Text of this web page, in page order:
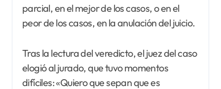
parcial, en el mejor de los casos, o en el
peor de los casos, en la anulación del juicio.
Tras la lectura del veredicto, el juez del caso
elogió al jurado, que tuvo momentos
difíciles: «Quiero que sepan que es